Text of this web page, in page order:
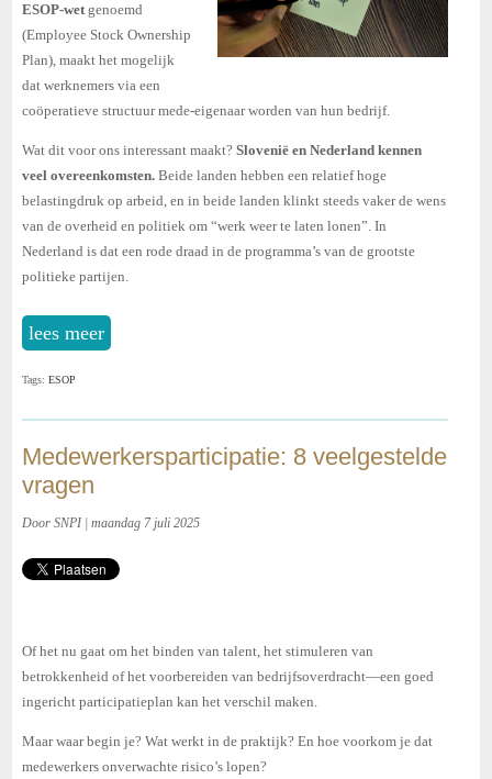
ESOP-wetgenoemd
(Employee Stock Ownership
Plan), maakt het mogelijk
dat werknemers via een
coöperatieve structuur mede-eigenaar worden van hun bedrijf.
Wat dit voor ons interessant maakt?Slovenië en Nederland kennen
veel overeenkomsten. Beide landen hebben een relatief hoge
belastingdruk op arbeid, en in beide landen klinkt steeds vaker de wens
van de overheid en politiek om “werk weer te laten lonen”. In
Nederland is dat een rode draad in de programma’s van de grootste
politieke partijen.
lees meer
Tags:ESOP
Medewerkersparticipatie: 8 veelgestelde
vragen
Door SNPI | maandag 7 juli 2025
Of het nu gaat om het binden van talent, het stimuleren van
betrokkenheid of het voorbereiden van bedrijfsoverdracht—een goed
ingericht participatieplan kan het verschil maken.
Maar waar begin je? Wat werkt in de praktijk? En hoe voorkom je dat
medewerkers onverwachte risico’s lopen?